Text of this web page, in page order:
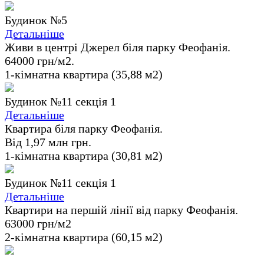
Будинок №5
Детальніше
Живи в центрі Джерел біля парку Феофанія.
64000 грн/м2.
1-кімнатна квартира (35,88 м2)
Будинок №11 секція 1
Детальніше
Квартира біля парку Феофанія.
Від 1,97 млн грн.
1-кімнатна квартира (30,81 м2)
Будинок №11 секція 1
Детальніше
Квартири на першій лінії від парку Феофанія.
63000 грн/м2
2-кімнатна квартира (60,15 м2)